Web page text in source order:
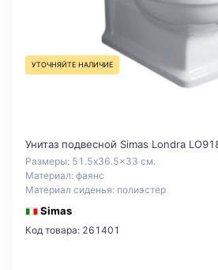
УТОЧНЯЙТЕ НАЛИЧИЕ
Унитаз подвесной Simas Londra
Размеры: 51.5x36.5x33 см.
Материал: фаянс
Материал сиденья: полиэстер
Simas
Код товара: 261401